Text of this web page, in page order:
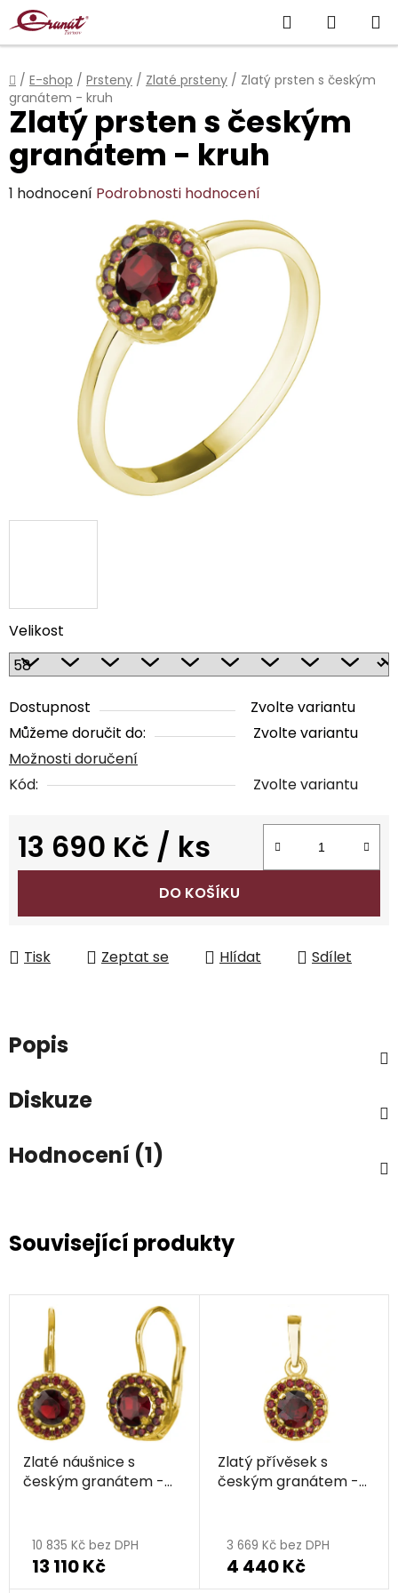
Přejít
na
obsah
Hledat
KOŠÍK
Domů
/ E-shop / Prsteny / Zlaté prsteny / Zlatý prsten s českým
granátem - kruh
Velikost
Dostupnost
Zvolte variantu
Můžeme doručit do:
Zvolte variantu
Možnosti doručení
Kód:
Zvolte variantu
13 690 Kč / ks
Měrná cena:
DO KOŠÍKU
Tisk Zeptat se Hlídat Sdílet
Zlatý prsten s českým
granátem - kruh
Průměrné
1 hodnocení Podrobnosti hodnocení
Popis
Diskuze
Hodnocení (1)
Související produkty
Zlaté náušnice s
českým granátem -
hodnocení
produktu
10 835 Kč bez DPH
13 110 Kč
Zlatý přívěsek s
českým granátem -
hodnocení
produktu
3 669 Kč bez DPH
4 440 Kč